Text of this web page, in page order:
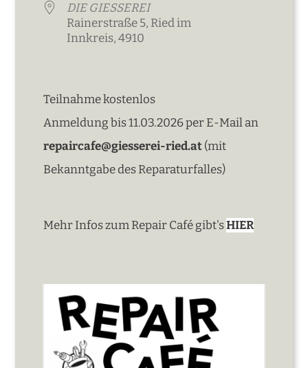
DIE GIESSEREI
Rainerstraße 5, Ried im
Innkreis, 4910
Teilnahme kostenlos
Anmeldung bis 11.03.2026 per E-Mail an
repaircafe@giesserei-ried.at(mit
Bekanntgabe des Reparaturfalles)
Mehr Infos zum Repair Café gibt'sHIER